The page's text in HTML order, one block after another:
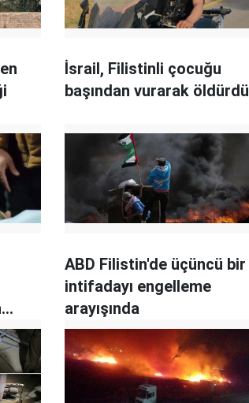
İsrail, Filistinli çocuğu
başından vurarak öldürdü
ABD Filistin'de üçüncü bir
intifadayı engelleme
arayışında